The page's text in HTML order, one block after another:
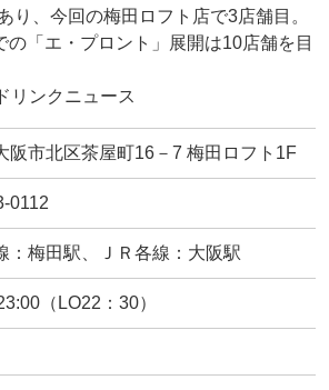
り、今回の梅田ロフト店で3店舗目。
の「エ・プロント」展開は10店舗を目
リンクニュース
阪市北区茶屋町16－7 梅田ロフト1F
0112
：梅田駅、ＪＲ各線：大阪駅
（LO22：30）